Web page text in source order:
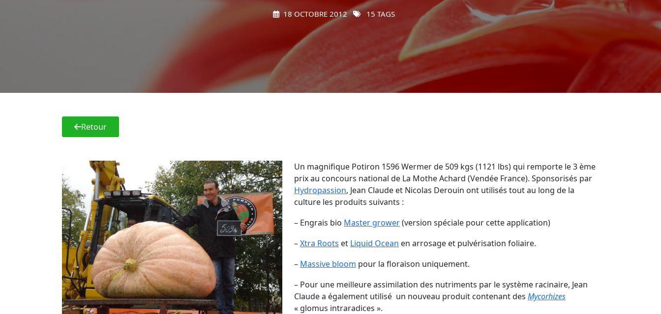
18 OCTOBRE 2012 15 TAGS
Retour
Un magnifique Potiron 1596 Wermer de 509 kgs (1121 lbs) qui remporte le 3 ème
prix au concours national de La Mothe Achard (Vendée France). Sponsorisés par
Hydropassion, Jean Claude et Nicolas Derouin ont utilisés tout au long de la
culture les produits suivants :
– Engrais bio Master grower(version spéciale pour cette application)
–Xtra Roots et Liquid Ocean en arrosage et pulvérisation foliaire.
– Massive bloom pour la floraison uniquement.
– Pour une meilleure assimilation des nutriments par le système racinaire, Jean
Claude a également utilisé un nouveau produit contenant des Mycorhizes
« glomus intraradices ».